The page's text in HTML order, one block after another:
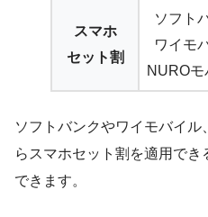
スマホ
セット割
ソフト
ワイモ
NURO
ソフトバンクやワイモバイ
らスマホセット割を適用で
できます。